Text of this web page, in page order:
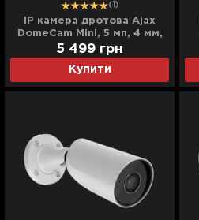
(1)
IP камера дротова Ajax
DomeCam Mini, 5 мп, 4 мм,
(Black)
Купити
5 499 грн